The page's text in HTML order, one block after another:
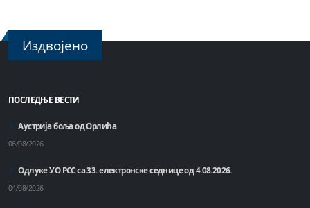
Издвојено
ПОСЛЕДЊЕ ВЕСТИ
Аустрија боља од Орлића
06/08/2026
Одлуке УО РСС са 33. електронске седнице од 4.08.2026.
04/08/2026